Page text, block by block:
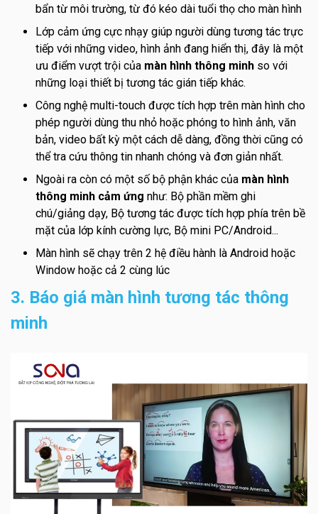
bẩn từ môi trường, từ đó kéo dài tuổi thọ cho màn hình
Lớp cảm ứng cực nhạy giúp người dùng tương tác trực
tiếp với những video, hình ảnh đang hiển thị, đây là một
ưu điểm vượt trội của màn hình thông minh so với
những loại thiết bị tương tác gián tiếp khác.
Công nghệ multi-touch được tích hợp trên màn hình cho
phép người dùng thu nhỏ hoặc phóng to hình ảnh, văn
bản, video bất kỳ một cách dễ dàng, đồng thời cũng có
thể tra cứu thông tin nhanh chóng và đơn giản nhất.
Ngoài ra còn có một số bộ phận khác của màn hình
thông minh cảm ứng như: Bộ phần mềm ghi
chú/giảng dạy, Bộ tương tác được tích hợp phía trên bề
mặt của lớp kính cường lực, Bộ mini PC/Android...
Màn hình sẽ chạy trên 2 hệ điều hành là Android hoặc
Window hoặc cả 2 cùng lúc
3. Báo giá màn hình tương tác thông
minh